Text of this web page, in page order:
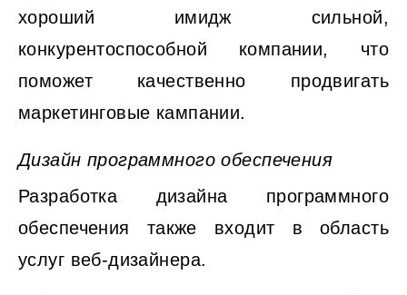
хороший имидж сильной,
конкурентоспособной компании, что
поможет качественно продвигать
маркетинговые кампании.
Дизайн программного обеспечения
Разработка дизайна программного
обеспечения также входит в область
услуг веб-дизайнера.